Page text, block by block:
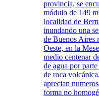
provincia, se
módulo de 149
localidad de
inundando una
de Buenos Aires
Oeste, en la
medio centenar
de agua por
de roca
aprecian
forma no